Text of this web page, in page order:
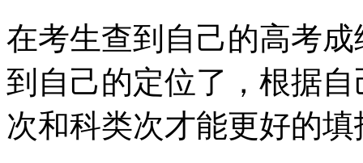
在考生查到自己的高考
到自己的定位了，根据
次和科类次才能更好的